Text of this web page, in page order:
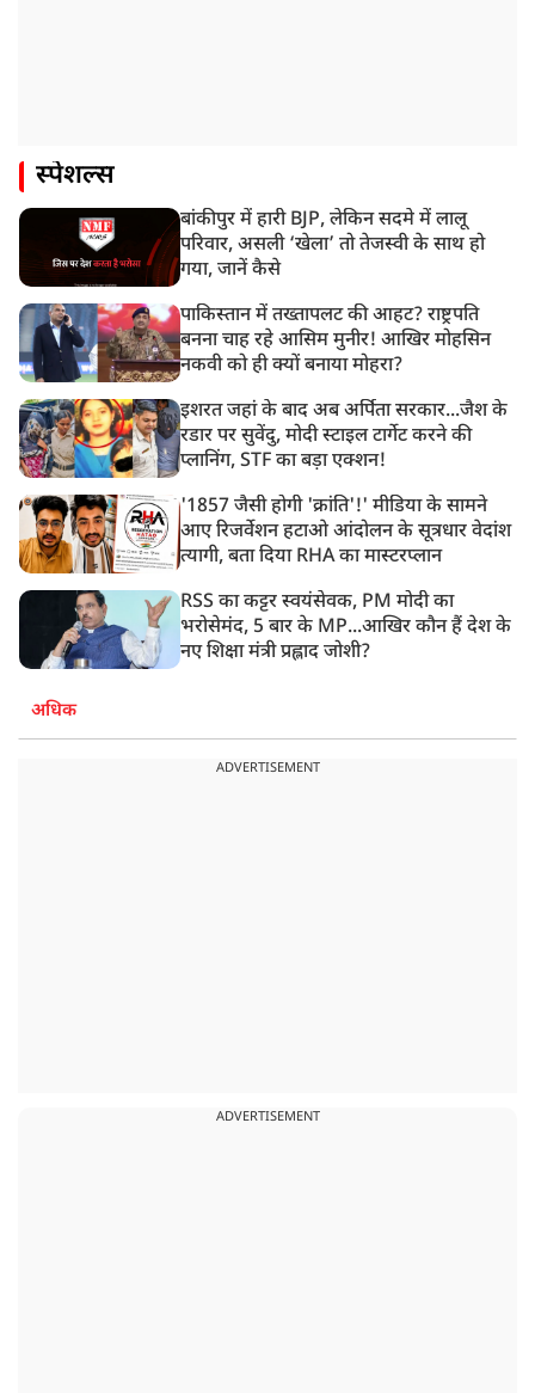
स्पेशल्स
बांकीपुर में हारी BJP, लेकिन सदमे में लालू
परिवार, असली ‘खेला’ तो तेजस्वी के साथ हो
गया, जानें कैसे
पाकिस्तान में तख्तापलट की आहट? राष्ट्रपति
बनना चाह रहे आसिम मुनीर! आखिर मोहसिन
नकवी को ही क्यों बनाया मोहरा?
इशरत जहां के बाद अब अर्पिता सरकार...जैश के
रडार पर सुवेंदु, मोदी स्टाइल टार्गेट करने की
प्लानिंग, STF का बड़ा एक्शन!
'1857 जैसी होगी 'क्रांति'!' मीडिया के सामने
आए रिजर्वेशन हटाओ आंदोलन के सूत्रधार वेदांश
त्यागी, बता दिया RHA का मास्टरप्लान
RSS का कट्टर स्वयंसेवक, PM मोदी का
भरोसेमंद, 5 बार के MP...आखिर कौन हैं देश के
नए शिक्षा मंत्री प्रह्लाद जोशी?
अधिक
ADVERTISEMENT
ADVERTISEMENT